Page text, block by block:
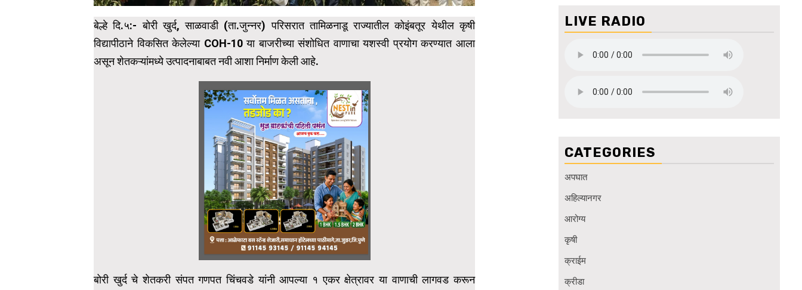
बेल्हे दि.५:- बोरी खुर्द, साळवाडी (ता.जुन्नर) परिसरात तामिळनाडू राज्यातील कोइंबतूर येथील कृषी
विद्यापीठाने विकसित केलेल्या COH-10 या बाजरीच्या संशोधित वाणाचा यशस्वी प्रयोग करण्यात आला
असून शेतकऱ्यांमध्ये उत्पादनाबाबत नवी आशा निर्माण केली आहे.
बोरी खुर्द चे शेतकरी संपत गणपत चिंचवडे यांनी आपल्या १ एकर क्षेत्रावर या वाणाची लागवड करून
LIVE RADIO
CATEGORIES
अपघात
अहिल्यानगर
आरोग्य
कृषी
क्राईम
क्रीडा